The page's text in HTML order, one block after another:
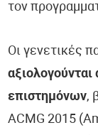
τον
Οι γενετικές
επιστημόνων,
ACMG 2015